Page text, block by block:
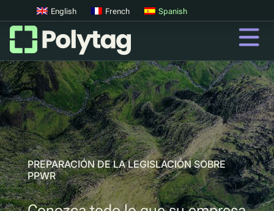
Códigos QR
Códigos QR avanzados
Etiquetas UV
Clasificación UV
QR
English French Spanish
CONOZCA LA LEGISLACIÓN SOBRE ENVASES Y
PREPARACIÓN DE LA LEGISLACIÓN SOBRE
PPWR